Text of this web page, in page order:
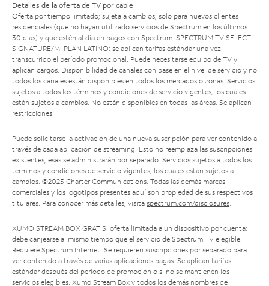
Detalles de la oferta de TV por cable
Oferta por tiempo limitado; sujeta a cambios; solo para nuevos clientes
residenciales (que no hayan utilizado servicios de Spectrum en los últimos
30 días) y que estén al día en pagos con Spectrum. SPECTRUM TV SELECT
SIGNATURE/MI PLAN LATINO: se aplican tarifas estándar una vez
transcurrido el período promocional. Puede necesitarse equipo de TV y
aplican cargos. Disponibilidad de canales con base en el nivel de servicio y no
todos los canales están disponibles en todos los mercados o zonas. Servicios
sujetos a todos los términos y condiciones de servicio vigentes, los cuales
están sujetos a cambios. No están disponibles en todas las áreas. Se aplican
restricciones.
Puede solicitarse la activación de una nueva suscripción para ver contenido a
través de cada aplicación de streaming. Esto no reemplaza las suscripciones
existentes; esas se administrarán por separado. Servicios sujetos a todos los
términos y condiciones de servicio vigentes, los cuales están sujetos a
cambios. ©2025 Charter Communications. Todas las demás marcas
comerciales y los logotipos presentes aquí son propiedad de sus respectivos
titulares. Para conocer más detalles, visita spectrum.com/disclosures.
XUMO STREAM BOX GRATIS: oferta limitada a un dispositivo por cuenta;
debe canjearse al mismo tiempo que el servicio de Spectrum TV elegible.
Requiere Spectrum Internet. Se requieren suscripciones por separado para
ver contenido a través de varias aplicaciones pagas. Se aplican tarifas
estándar después del período de promoción o si no se mantienen los
servicios elegibles. Xumo Stream Box y todos los demás nombres de